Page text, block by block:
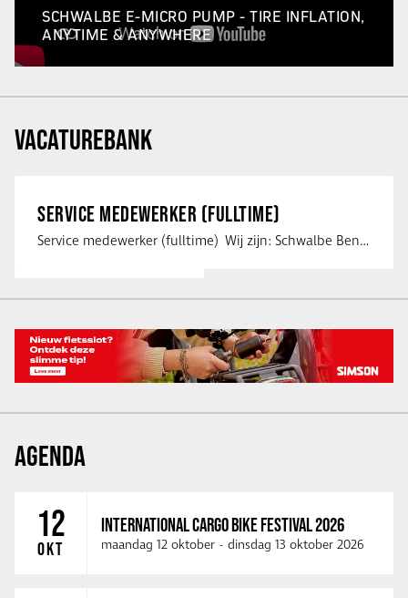
SCHWALBE E-MICRO PUMP - TIRE INFLATION,
ANYTIME & ANYWHERE
VACATUREBANK
SERVICE MEDEWERKER (FULLTIME)
Service medewerker (fulltime) Wij zijn: Schwalbe Benelux; merkeigenaar, …
AGENDA
12
OKT
INTERNATIONAL CARGO BIKE FESTIVAL 2026
maandag 12 oktober - dinsdag 13 oktober 2026